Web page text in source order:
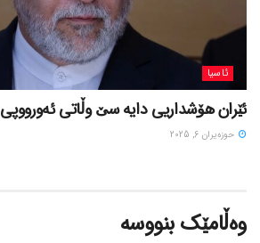
ئاسیا
ئێران هۆشداریی دایە سێ وڵاتی ئەورووپی
حوزه‌یران 6, 2025
وەڵامێک بنووسە